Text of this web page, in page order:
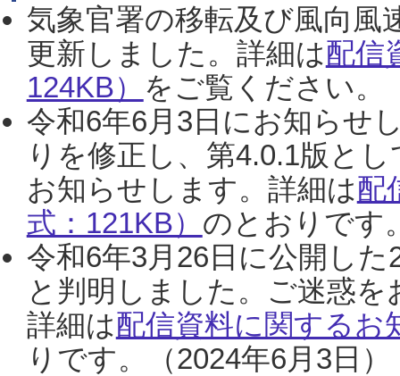
気象官署の移転及び風向風
更新しました。詳細は配信
124KB） をご覧ください。
令和6年6月3日にお知らせ
りを修正し、第4.0.1版と
お知らせします。詳細は配
式：121KB） のとおりです
令和6年3月26日に公開し
と判明しました。ご迷惑
詳細は配信資料に関するお
りです。（2024年6月3日）